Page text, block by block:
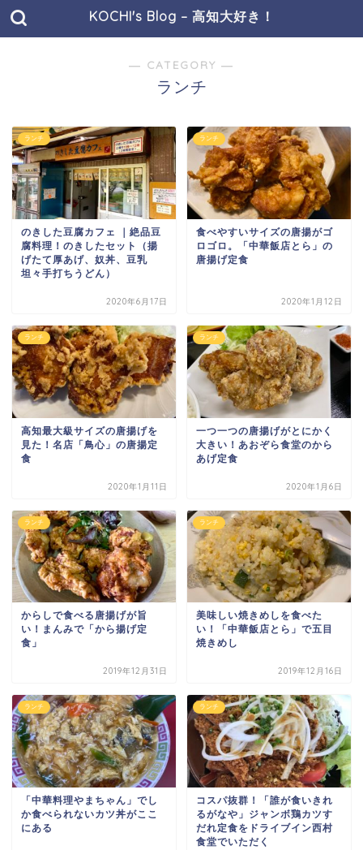
KOCHI's Blog – 高知大好き！
― CATEGORY ―
ランチ
ランチ
のきした豆腐カフェ ｜絶品豆
腐料理！のきしたセット（揚
げたて厚あげ、奴丼、豆乳
坦々手打ちうどん）
2020年6月17日
ランチ
食べやすいサイズの唐揚がゴ
ロゴロ。「中華飯店とら」の
唐揚げ定食
2020年1月12日
ランチ
高知最大級サイズの唐揚げを
見た！名店「鳥心」の唐揚定
食
2020年1月11日
ランチ
一つ一つの唐揚げがとにかく
大きい！あおぞら食堂のから
あげ定食
2020年1月6日
ランチ
からしで食べる唐揚げが旨
い！まんみで「から揚げ定
食」
2019年12月31日
ランチ
美味しい焼きめしを食べた
い！「中華飯店とら」で五目
焼きめし
2019年12月16日
ランチ
「中華料理やまちゃん」でし
か食べられないカツ丼がここ
にある
ランチ
コスパ抜群！「誰が食いきれ
るがなや」ジャンボ鶏カツす
だれ定食をドライブイン西村
食堂でいただく